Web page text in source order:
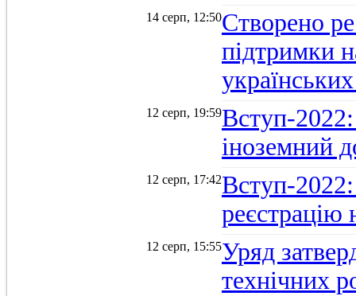
14 серп, 12:50Створено
підтримки
12 серп, 19:59Вступ-
іноземний
12 серп, 17:42Вступ-
12 серп, 15:55Уряд
технічних